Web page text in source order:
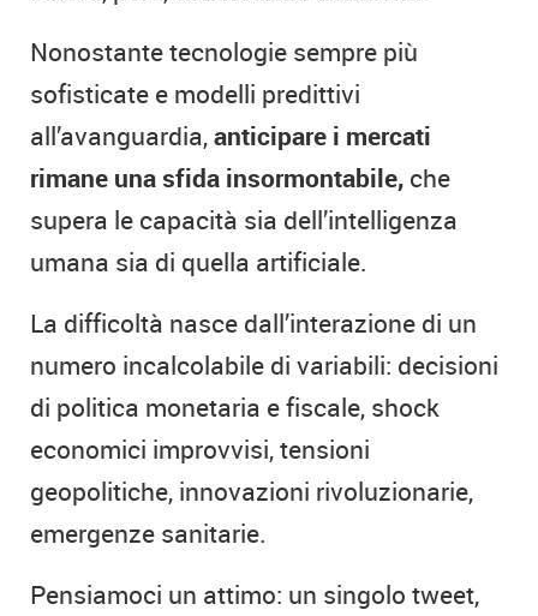
Nonostante tecnologie sempre più
sofisticate e modelli predittivi
all’avanguardia,anticipare i mercati
rimane una sfida insormontabile, che
supera le capacità sia dell’intelligenza
umana sia di quella artificiale.
La difficoltà nasce dall’interazione di un
numero incalcolabile di variabili: decisioni
di politica monetaria e fiscale, shock
economici improvvisi, tensioni
geopolitiche, innovazioni rivoluzionarie,
emergenze sanitarie.
Pensiamoci un attimo: un singolo tweet,